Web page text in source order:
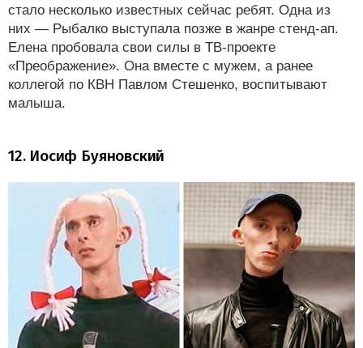
стало несколько известных сейчас ребят. Одна из
них — Рыбалко выступала позже в жанре стенд-ап.
Елена пробовала свои силы в ТВ-проекте
«Преображение». Она вместе с мужем, а ранее
коллегой по КВН Павлом Стешенко, воспитывают
малыша.
12. Иосиф Буяновский